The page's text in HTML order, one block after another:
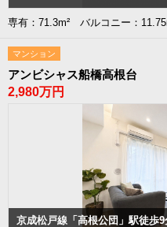
専有：71.3m² バルコニー：
マンション
アンビシャス船橋高根台
2,980万円
京成松戸線「高根公団」駅徒歩9